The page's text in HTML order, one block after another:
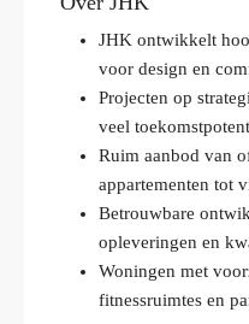
JHK ontwikkelt
voor design en
Projecten op
veel
Ruim aanbod van
appartementen tot
Betrouwbare
opleveringen en
Woningen met
fitnessruimtes en